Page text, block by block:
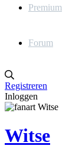
Premium
Forum
Registreren
Inloggen
Witse